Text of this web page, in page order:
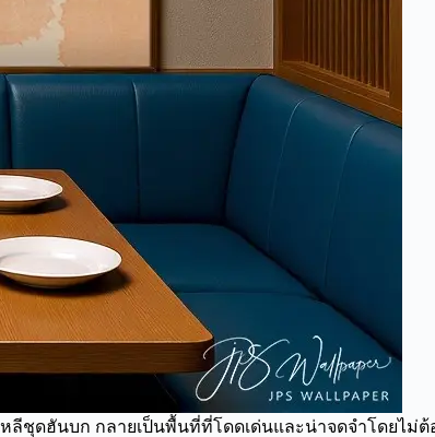
ลีชุดฮันบก กลายเป็นพื้นที่ที่โดดเด่นและน่าจดจำโดยไ